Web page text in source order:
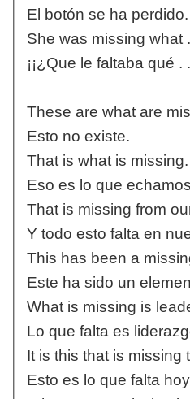
El botón se ha perdido.
She was missing what
¡¡¿Que le faltaba qué .
These are what are
Esto no existe.
That is what is missing.
Eso es lo que
That is missing from
Y todo esto falta en
This has been a
Este ha sido un
What is missing is
Lo que falta es
It is this that is missing
Esto es lo que falta